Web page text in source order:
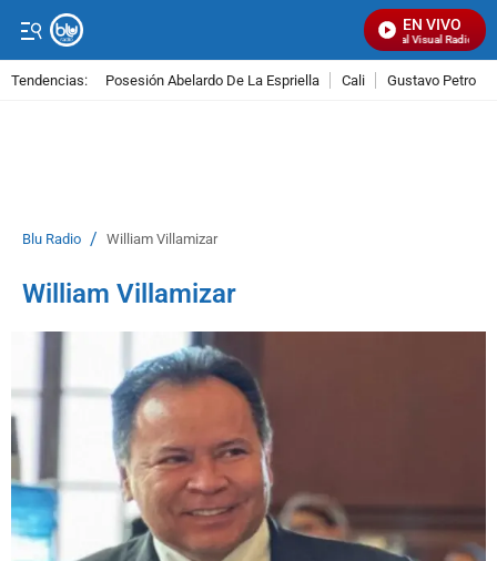
EN VIVO
Señal Visual Radio
Tendencias: Posesión Abelardo De La Espriella Cali Gustavo Petro
Blu Radio / William Villamizar
William Villamizar